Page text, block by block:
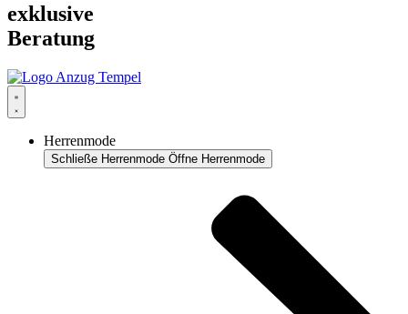
exklusive
Beratung
Herrenmode
Schließe Herrenmode Öffne Herrenmode